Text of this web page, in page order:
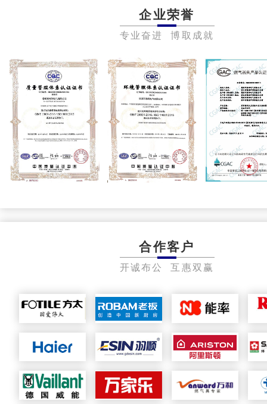
企业荣誉
专业奋进 博取成就
合作客户
开诚布公 互惠双赢